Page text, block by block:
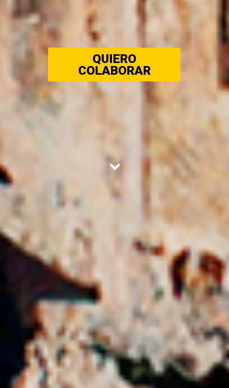
QUIERO
COLABORAR